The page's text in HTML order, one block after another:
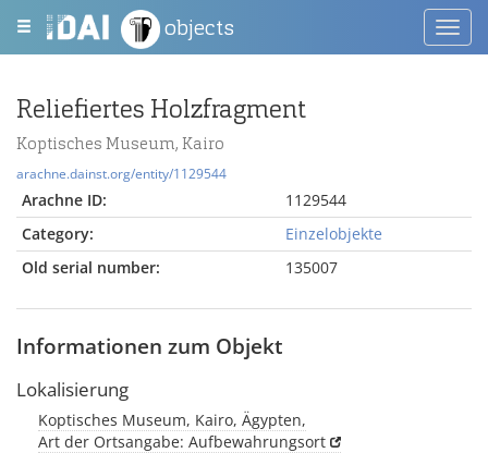
objects
Reliefiertes Holzfragment
Koptisches Museum, Kairo
arachne.dainst.org/entity/1129544
Arachne ID:
1129544
Category:
Einzelobjekte
Old serial number:
135007
Informationen zum Objekt
Lokalisierung
Koptisches Museum, Kairo, Ägypten,
Art der Ortsangabe: Aufbewahrungsort